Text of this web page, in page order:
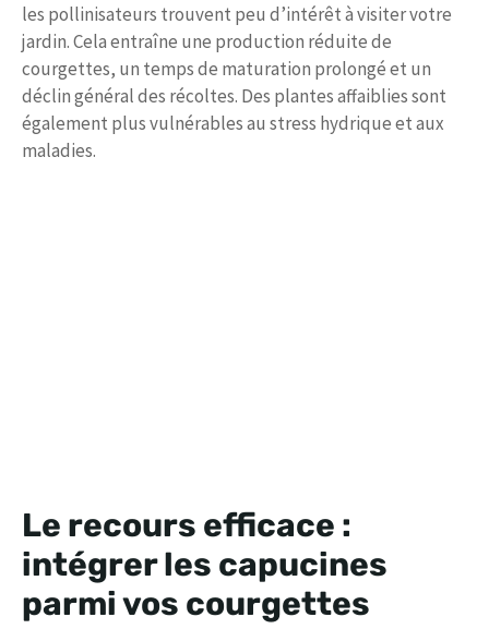
les pollinisateurs trouvent peu d’intérêt à visiter votre
jardin. Cela entraîne une production réduite de
courgettes, un temps de maturation prolongé et un
déclin général des récoltes. Des plantes affaiblies sont
également plus vulnérables au stress hydrique et aux
maladies.
Le recours efficace :
intégrer les capucines
parmi vos courgettes